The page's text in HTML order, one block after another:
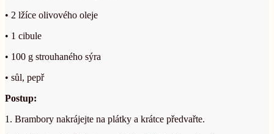
• 2 lžíce olivového oleje
• 1 cibule
• 100 g strouhaného sýra
• sůl, pepř
Postup:
1. Brambory nakrájejte na plátky a krátce předvařte.